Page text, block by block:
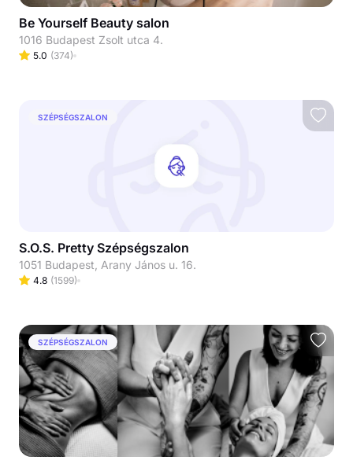
Be Yourself Beauty salon
1016 Budapest Zsolt utca 4.
5.0 (374)
SZÉPSÉGSZALON
S.O.S. Pretty Szépségszalon
1051 Budapest, Arany János u. 16.
4.8 (1599)
SZÉPSÉGSZALON